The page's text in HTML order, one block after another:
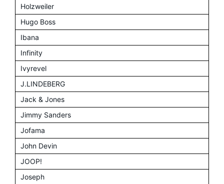
Holzweiler
Hugo Boss
Ibana
Infinity
Ivyrevel
J.LINDEBERG
Jack & Jones
Jimmy Sanders
Jofama
John Devin
JOOP!
Joseph